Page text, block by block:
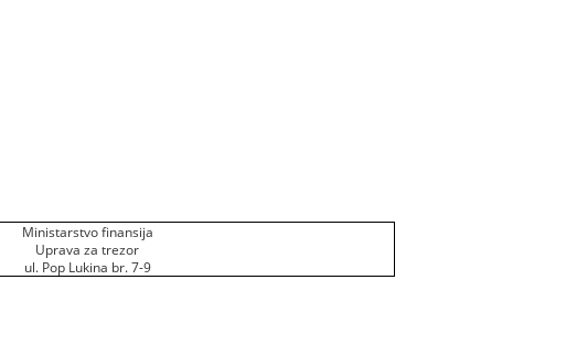
Ministarstvo finansija
Uprava za trezor
ul. Pop Lukina br. 7-9